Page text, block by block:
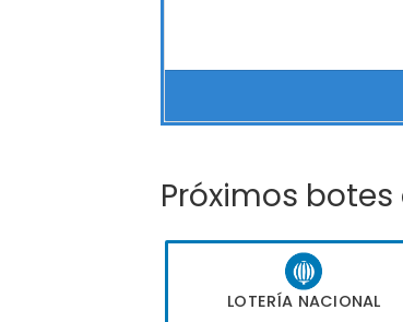
Próximos
LOTERÍA NACIONAL